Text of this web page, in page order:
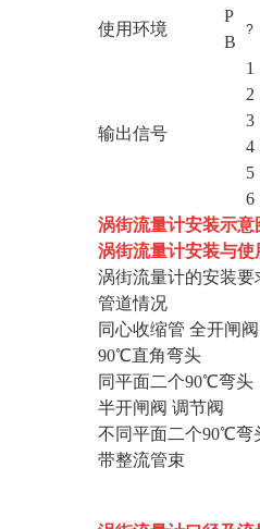
使用环境
P
?
B
输出信号
1
2
3
4
5
6
涡街流量计安装示意
涡街流量计安装与使
涡街流量计的安装
管道情况
同心收缩管 全开闸阀
90℃直角弯头
同平面二个90℃弯头
半开闸阀 调节阀
不同平面二个90℃弯
带整流管束